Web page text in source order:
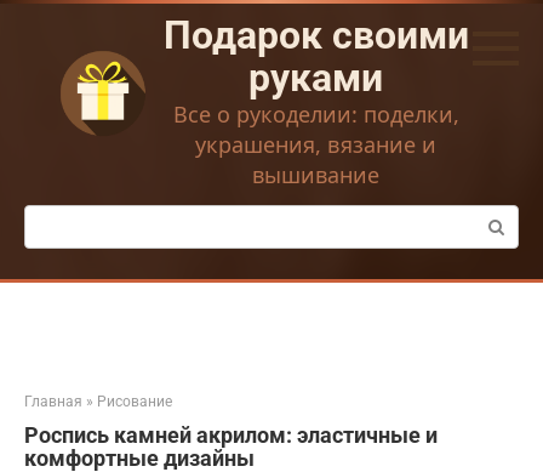
Перейти
контенту
Подарок своими
руками
Все о рукоделии: поделки,
украшения, вязание и
вышивание
Поиск:
Главная » Рисование
Роспись камней акрилом: эластичные и
комфортные дизайны